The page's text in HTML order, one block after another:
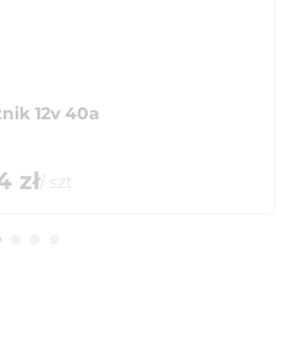
12v 40a
zł/ szt